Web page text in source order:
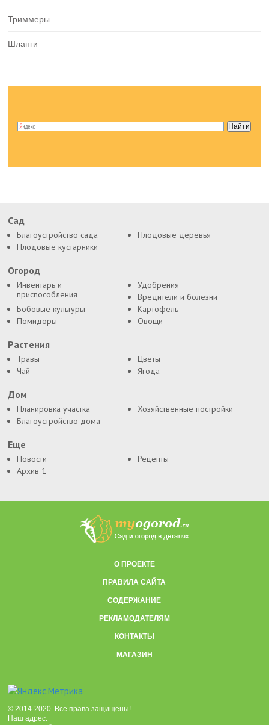
Триммеры
Шланги
Сад
Благоустройство сада
Плодовые деревья
Плодовые кустарники
Огород
Инвентарь и
приспособления
Удобрения
Вредители и болезни
Бобовые культуры
Картофель
Помидоры
Овощи
Растения
Травы
Цветы
Чай
Ягода
Дом
Планировка участка
Хозяйственные постройки
Благоустройство дома
Еще
Новости
Рецепты
Архив 1
О ПРОЕКТЕ
ПРАВИЛА САЙТА
СОДЕРЖАНИЕ
РЕКЛАМОДАТЕЛЯМ
КОНТАКТЫ
МАГАЗИН
© 2014-2020. Все права защищены!
Наш адрес: